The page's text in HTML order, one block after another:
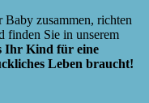
zusammen, richten
finden Sie in unserem
Ihr Kind für eine
Leben braucht!